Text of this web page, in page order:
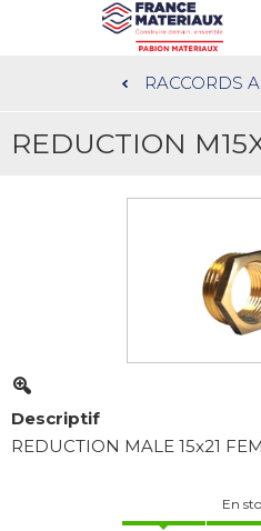
au
contenu
RACCORDS
REDUCTION
Descriptif
REDUCTION MALE 15x21
En